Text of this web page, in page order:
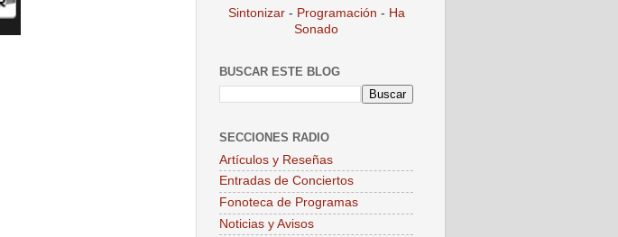
Sintonizar - Programación - Ha
Sonado
BUSCAR ESTE BLOG
SECCIONES RADIO
Artículos y Reseñas
Entradas de Conciertos
Fonoteca de Programas
Noticias y Avisos